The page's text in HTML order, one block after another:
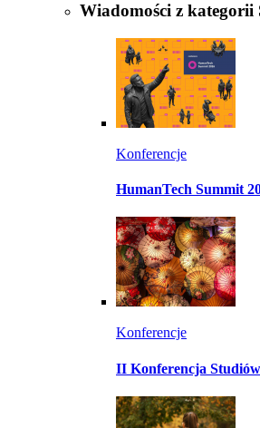
Wiadomości z kategorii
Konferencje
HumanTech Summit
Konferencje
II Konferencja